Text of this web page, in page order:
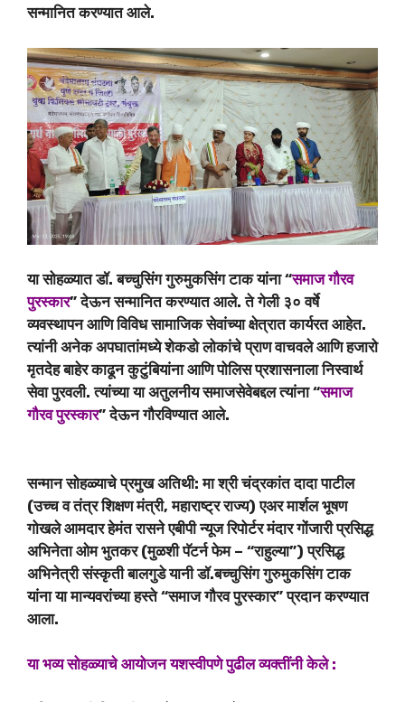
सन्मानित करण्यात आले.
या सोहळ्यात डॉ. बच्चुसिंग गुरुमुकसिंग टाक यांना “समाज गौरव
पुरस्कार” देऊन सन्मानित करण्यात आले. ते गेली ३० वर्षे
व्यवस्थापन आणि विविध सामाजिक सेवांच्या क्षेत्रात कार्यरत आहेत.
त्यांनी अनेक अपघातांमध्ये शेकडो लोकांचे प्राण वाचवले आणि हजारो
मृतदेह बाहेर काढून कुटुंबियांना आणि पोलिस प्रशासनाला निस्वार्थ
सेवा पुरवली. त्यांच्या या अतुलनीय समाजसेवेबद्दल त्यांना “समाज
गौरव पुरस्कार” देऊन गौरविण्यात आले.
सन्मान सोहळ्याचे प्रमुख अतिथी: मा श्री चंद्रकांत दादा पाटील
(उच्च व तंत्र शिक्षण मंत्री, महाराष्ट्र राज्य) एअर मार्शल भूषण
गोखले आमदार हेमंत रासने एबीपी न्यूज रिपोर्टर मंदार गोंजारी प्रसिद्ध
अभिनेता ओम भुतकर (मुळशी पॅटर्न फेम – “राहुल्या”) प्रसिद्ध
अभिनेत्री संस्कृती बालगुडे यानी डॉ.बच्चुसिंग गुरुमुकसिंग टाक
यांना या मान्यवरांच्या हस्ते “समाज गौरव पुरस्कार” प्रदान करण्यात
आला.
या भव्य सोहळ्याचे आयोजन यशस्वीपणे पुढील व्यक्तींनी केले :